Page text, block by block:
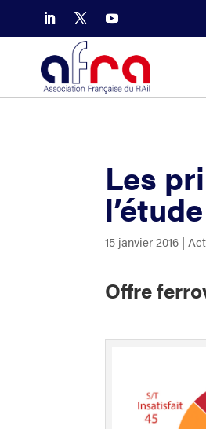
Les
l’étude
15 janvier 2016 |
Offre